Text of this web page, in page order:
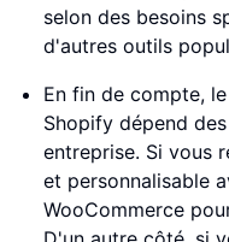
selon des besoins
d'autres outils
En fin de compte,
Shopify dépend
entreprise. Si vous
et personnalisable
WooCommerce